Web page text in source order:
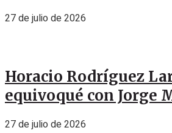
27 de julio de 2026
Horacio Rodríguez
equivoqué con Jorge
27 de julio de 2026